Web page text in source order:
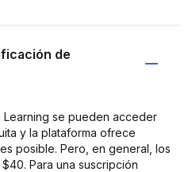
de
Learning se pueden acceder
y la plataforma ofrece
posible. Pero, en general, los
Para una suscripción